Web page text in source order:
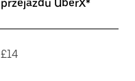
przejazdu UberX*
£14